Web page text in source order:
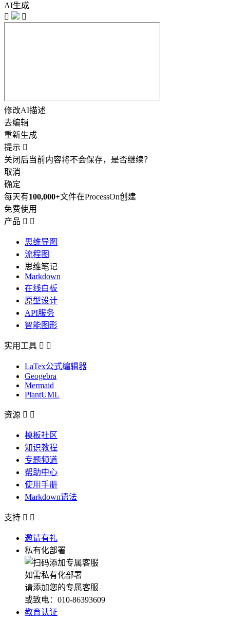
AI生成


修改AI描述
去编辑
重新生成
提示 
关闭后当前内容将不会保存，是否继续？
取消
确定
每天有100,000+文件在ProcessOn创建
免费使用
产品  
思维导图
流程图
思维笔记
Markdown
在线白板
原型设计
API服务
智能图形
实用工具  
LaTex公式编辑器
Geogebra
Mermaid
PlantUML
资源  
模板社区
知识教程
专题频道
帮助中心
使用手册
Markdown语法
支持  
邀请有礼
私有化部署
如需私有化部署
请添加您的专属客服
或致电：010-86393609
教育认证